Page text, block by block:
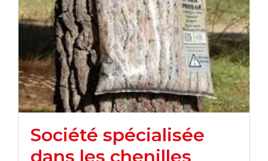
Société spécialisée
dans les chenilles